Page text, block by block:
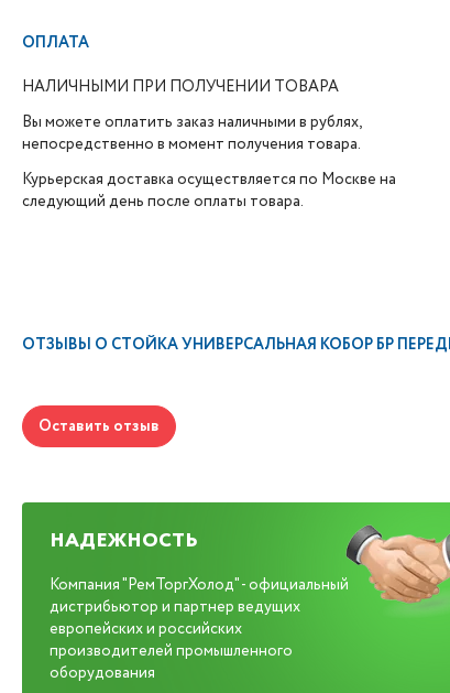
ОПЛАТА
НАЛИЧНЫМИ ПРИ ПОЛУЧЕНИИ ТОВАРА
Вы можете оплатить заказ наличными в рублях,
непосредственно в момент получения товара.
Курьерская доставка осуществляется по Москве на
следующий день после оплаты товара.
ОТЗЫВЫ О СТОЙКА УНИВЕРСАЛЬНАЯ КОБОР БР
Оставить отзыв
НАДЕЖНОСТЬ
Компания "РемТоргХолод" - официальный
дистрибьютор и партнер ведущих
европейских и российских
производителей промышленного
оборудования